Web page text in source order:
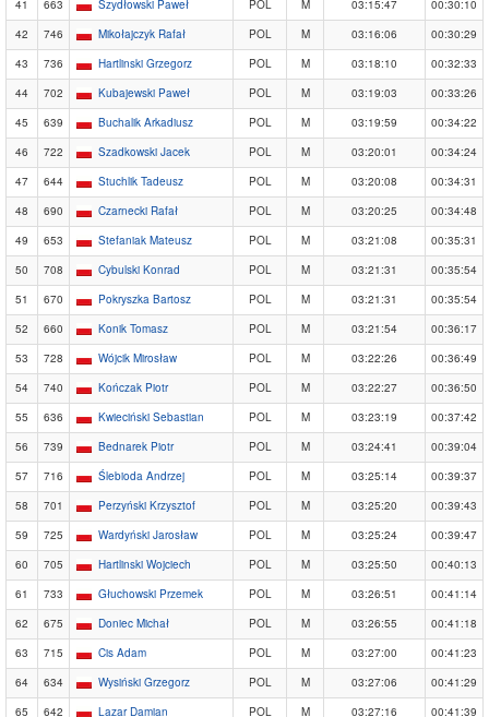
41 663 Szydłowski Paweł POL M 03:15:47
00:30:10
42
746 Mikołajczyk Rafał POL M 03:16:06
00:30:29
43
736 Hartlinski Grzegorz POL M 03:18:10
00:32:33
44
702 Kubajewski Paweł POL M 03:19:03
00:33:26
45
639 Buchalik Arkadiusz POL M 03:19:59
00:34:22
46
722 Szadkowski Jacek POL M 03:20:01
00:34:24
47
644 Stuchlik Tadeusz POL M 03:20:08
00:34:31
48
690 Czarnecki Rafał POL M 03:20:25
00:34:48
49
653 Stefaniak Mateusz POL M 03:21:08
00:35:31
50
708 Cybulski Konrad POL M 03:21:31
00:35:54
51
670 Pokryszka Bartosz POL M 03:21:31
00:35:54
52
660 Konik Tomasz POL M 03:21:54
00:36:17
53
728 Wójcik Mirosław POL M 03:22:26
00:36:49
54
740 Kończak Piotr POL M 03:22:27
00:36:50
55
636 Kwieciński Sebastian POL M 03:23:19
00:37:42
56
739 Bednarek Piotr POL M 03:24:41
00:39:04
57
716 Ślebioda Andrzej POL M 03:25:14
00:39:37
58
701 Perzyński Krzysztof POL M 03:25:20
00:39:43
59
725 Wardyński Jarosław POL M 03:25:24
00:39:47
60
705 Hartlinski Wojciech POL M 03:25:50
00:40:13
61
733 Głuchowski Przemek POL M 03:26:51
00:41:14
62
675 Doniec Michał POL M 03:26:55
00:41:18
63
715 Cis Adam POL M 03:27:00
00:41:23
64
634 Wysiński Grzegorz POL M 03:27:06
00:41:29
65
642 Lazar Damian POL M 03:27:16
00:41:39